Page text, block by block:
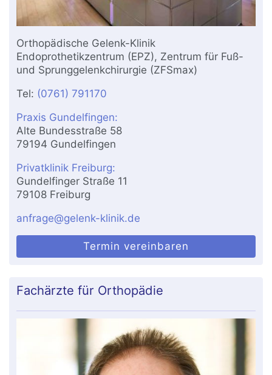
Orthopädische Gelenk-Klinik
Endoprothetikzentrum (EPZ), Zentrum für Fuß-
und Sprunggelenkchirurgie (ZFSmax)
Tel: (0761) 791170
Praxis Gundelfingen:
Alte Bundesstraße 58
79194 Gundelfingen
Privatklinik Freiburg:
Gundelfinger Straße 11
79108 Freiburg
anfrage@gelenk-klinik.de
Termin vereinbaren
Fachärzte für Orthopädie